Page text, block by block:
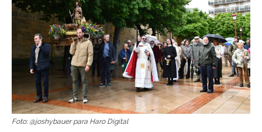
Foto: @joshybauer para Haro Digital